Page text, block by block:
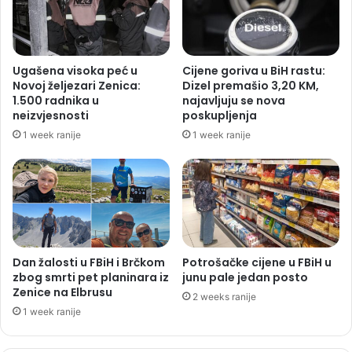
Ugašena visoka peć u
Novoj željezari Zenica:
1.500 radnika u
neizvjesnosti
1 week ranije
Cijene goriva u BiH rastu:
Dizel premašio 3,20 KM,
najavljuju se nova
poskupljenja
1 week ranije
Dan žalosti u FBiH i Brčkom
zbog smrti pet planinara iz
Zenice na Elbrusu
1 week ranije
Potrošačke cijene u FBiH u
junu pale jedan posto
2 weeks ranije